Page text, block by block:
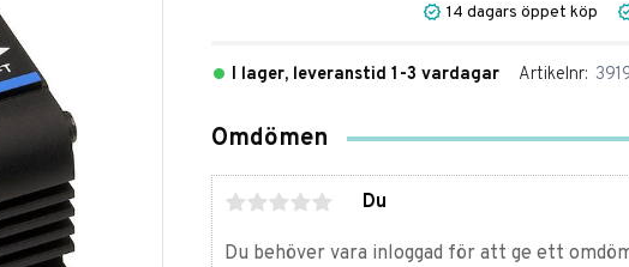
14 dagars öppet köp
I lager, leveranstid 1-3 vardagar Artikelnr
Omdömen
Du